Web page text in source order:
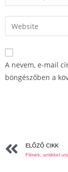
A nevem, e-mail
böngészőben a
ELŐZŐ CIKK
Filmek, amikkel